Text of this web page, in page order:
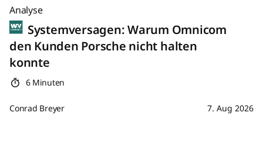
Analyse
Systemversagen: Warum Omnicom
den Kunden Porsche nicht halten
konnte
6 Minuten
Conrad Breyer 7. Aug 2026